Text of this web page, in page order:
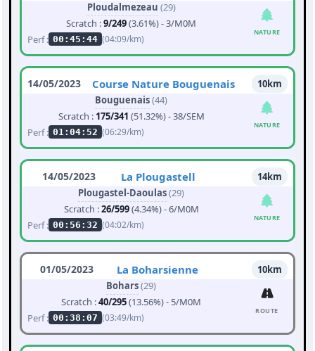
Ploudalmezeau (29)
Scratch :9/249(3.61%) - 3/M0M
Perf : 00:45:44 (04:09/km)
NATURE
14/05/2023 Course Nature Bouguenais
10km
Bouguenais(44)
Scratch : 175/341 (51.32%) - 38/SEM
Perf : 01:04:52 (06:29/km)
NATURE
14/05/2023 La Plougastell
14km
Plougastel-Daoulas(29)
Scratch :26/599(4.34%) - 6/M0M
Perf : 00:56:32 (04:02/km)
NATURE
01/05/2023 La Boharsienne
10km
Bohars(29)
Scratch :40/295(13.56%) - 5/M0M
Perf : 00:38:07 (03:49/km)
ROUTE